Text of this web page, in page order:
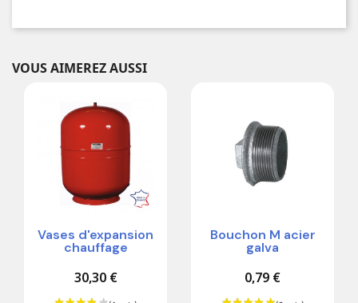
VOUS AIMEREZ AUSSI
Vases d'expansion
chauffage
30,30 €
Bouchon M acier
galva
0,79 €